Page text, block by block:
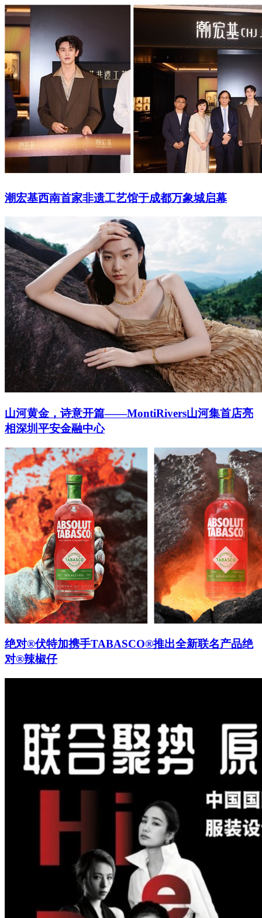
潮宏基西南首家非遗工艺馆于成都万象城启幕
山河黄金，诗意开篇——MontiRivers山河集首店亮
相深圳平安金融中心
绝对®伏特加携手TABASCO®推出全新联名产品绝
对®辣椒仔